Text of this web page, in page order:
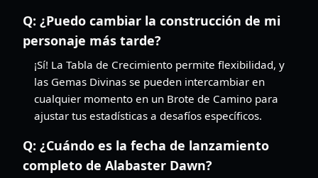
Q: ¿Puedo cambiar la construcción de mi
personaje más tarde?
¡Sí! La Tabla de Crecimiento permite flexibilidad, y
las Gemas Divinas se pueden intercambiar en
cualquier momento en un Brote de Camino para
ajustar tus estadísticas a desafíos específicos.
Q: ¿Cuándo es la fecha de lanzamiento
completo de Alabaster Dawn?